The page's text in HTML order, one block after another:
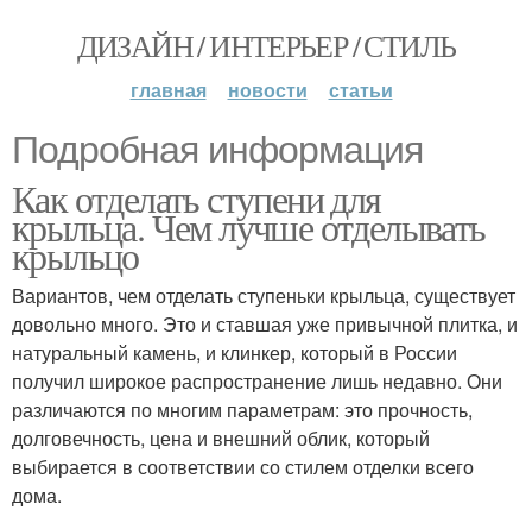
ДИЗАЙН / ИНТЕРЬЕР / СТИЛЬ
главная новости статьи
Подробная информация
Как отделать ступени для
крыльца. Чем лучше отделывать
крыльцо
Вариантов, чем отделать ступеньки крыльца, существует
довольно много. Это и ставшая уже привычной плитка, и
натуральный камень, и клинкер, который в России
получил широкое распространение лишь недавно. Они
различаются по многим параметрам: это прочность,
долговечность, цена и внешний облик, который
выбирается в соответствии со стилем отделки всего
дома.